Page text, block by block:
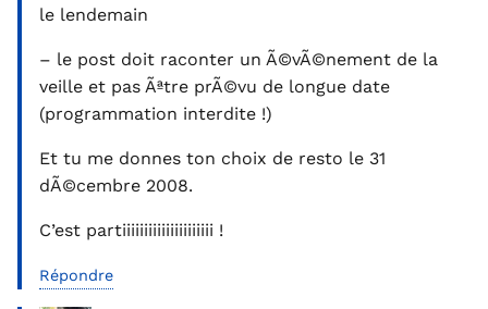
le lendemain
– le post doit raconter un Ã©vÃ©nement de la
veille et pas Ãªtre prÃ©vu de longue date
(programmation interdite !)
Et tu me donnes ton choix de resto le 31
dÃ©cembre 2008.
C’est partiiiiiiiiiiiiiiiiiiiii !
Répondre